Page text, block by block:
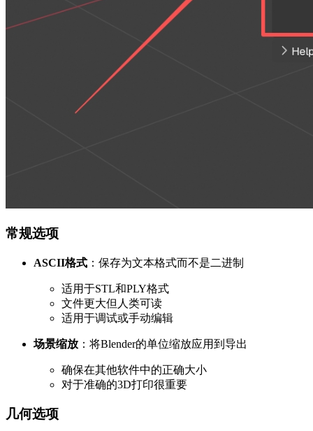
常规选项
ASCII格式 ：保存为文本格式而不是二进制
适用于STL和PLY格式
文件更大但人类可读
适用于调试或手动编辑
场景缩放 ：将Blender的单位缩放应用到导出
确保在其他软件中的正确大小
对于准确的3D打印很重要
几何选项